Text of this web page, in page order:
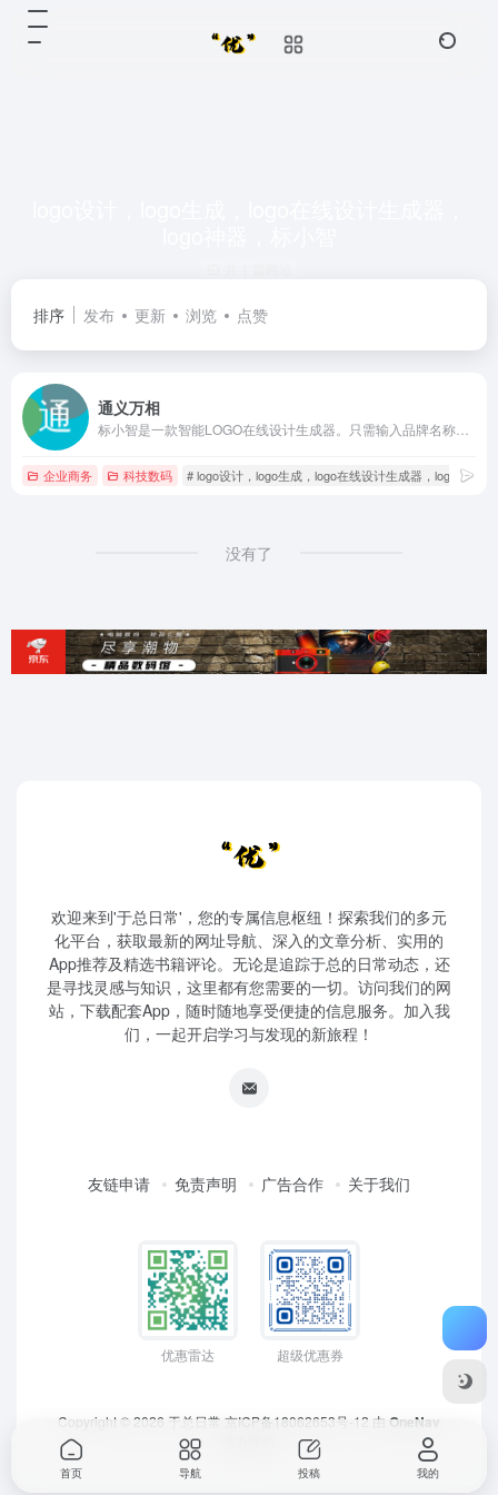
排序 发布 更新 浏览 点赞
通义万相
企业商务 科技数码 # logo设计，logo生成，logo在线设计生成器，logo神器，
没有了
欢迎来到'于总日常'，您的专属信息枢纽！探索我们的多元
化平台，获取最新的网址导航、深入的文章分析、实用的
App推荐及精选书籍评论。无论是追踪于总的日常动态，还
是寻找灵感与知识，这里都有您需要的一切。访问我们的网
站，下载配套App，随时随地享受便捷的信息服务。加入我
们，一起开启学习与发现的新旅程！
友链申请 免责声明 广告合作 关于我们
优惠雷达 超级优惠券
Copyright © 2026 于总日常 京ICP备18062653号-12 由 OneNav
首页 导航 投稿 我的